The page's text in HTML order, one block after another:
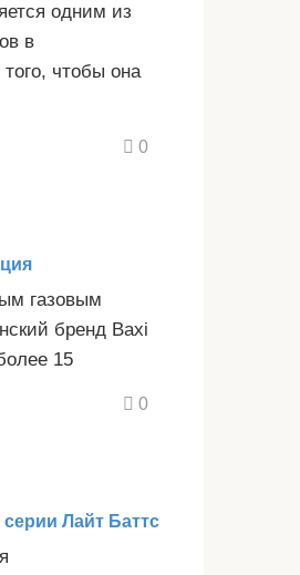
одним из
в
чтобы она
0
газовым
бренд Baxi
15
0
Лайт Баттс